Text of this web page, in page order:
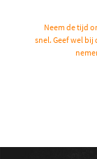
Neem de tijd
snel. Geef wel